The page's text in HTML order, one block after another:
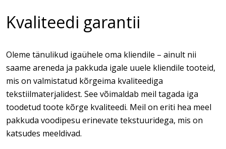
Kvaliteedi garantii
Oleme tänulikud igaühele oma kliendile – ainult nii
saame areneda ja pakkuda igale uuele kliendile tooteid,
mis on valmistatud kõrgeima kvaliteediga
tekstiilmaterjalidest. See võimaldab meil tagada iga
toodetud toote kõrge kvaliteedi. Meil on eriti hea meel
pakkuda voodipesu erinevate tekstuuridega, mis on
katsudes meeldivad.